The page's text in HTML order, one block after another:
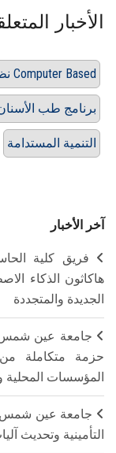
الأخبار
نظام Computer Based
برنامج طب الأسنان
التنمية المستدامة
آخر الأخبار
فريق كلية
هاكاثون الذكاء
الجديدة والمتجددة
جامعة عين شمس
حزمة متكاملة من
المؤسسات المحلية
جامعة عين شمس
التأمينية وتحديث